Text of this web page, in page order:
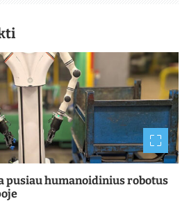
pusiau humanoidinius robotus